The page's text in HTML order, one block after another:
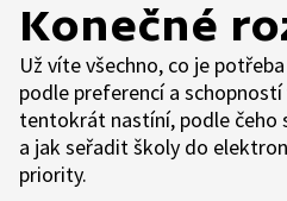
Konečné
Už víte všechno, co je
podle preferencí a
tentokrát nastíní, podle čeho
a jak seřadit školy do
priority.